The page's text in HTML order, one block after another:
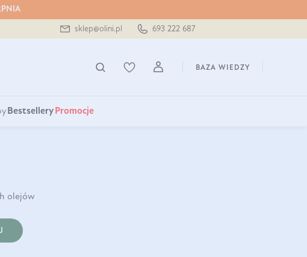
sklep@olini.pl 693 222 687
BAZA WIEDZY
Bestsellery Promocje
olejów